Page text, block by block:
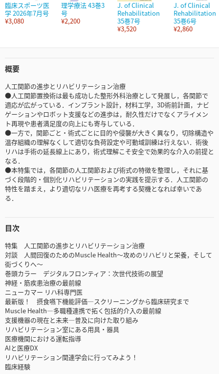
臨床スポーツ医
学 2026年7月号
¥3,080
理学療法 43巻3
号
¥2,200
J. of Clinical
Rehabilitation
35巻7号
¥3,520
J. of Clinical
Rehabilitation
35巻6号
¥2,860
概要
人工関節の進歩とリハビリテーション治療
●人工関節置換術は最も成功した整形外科治療として発展し，各関節で
適応が広がっている．インプラント設計，材料工学，3D術前計画，ナビ
ゲーションやロボット支援などの進歩は，耐久性だけでなくアライメン
ト再現や患者満足度の向上にも寄与している．
●一方で，関節ごと・術式ごとに目的や侵襲が大きく異なり，切除構造や
温存組織の理解なくして適切な負荷設定や可動域訓練は行えない．術後
リハは手術の延長線上にあり，術式理解こそ安全で効果的な介入の前提と
なる．
●本特集では，各関節の人工関節および術式の特徴を整理し，それに基
づく段階的・個別化リハビリテーションの実践を提示する．人工関節の
特性を踏まえ，より適切なリハ医療を再考する契機となれば幸いであ
る．
目次
特集 人工関節の進歩とリハビリテーション治療
対談 人間回復のためのMuscle Health～攻めのリハビリと栄養，そして
街づくりへ～
巻頭カラー デジタルフロンティア：次世代技術の展望
神経・筋疾患治療の最前線
ニューカマー リハ科専門医
最新版！ 摂食嚥下機能評価―スクリーニングから臨床研究まで
Muscle Health―多職種連携で拓く包括的介入の最前線
支援機器の現在と未来―普及に向けた取り組み
リハビリテーション室にある用具・器具
医療機関における運転指導
AIと医療DX
リハビリテーション関連学会に行ってみよう！
臨床経験